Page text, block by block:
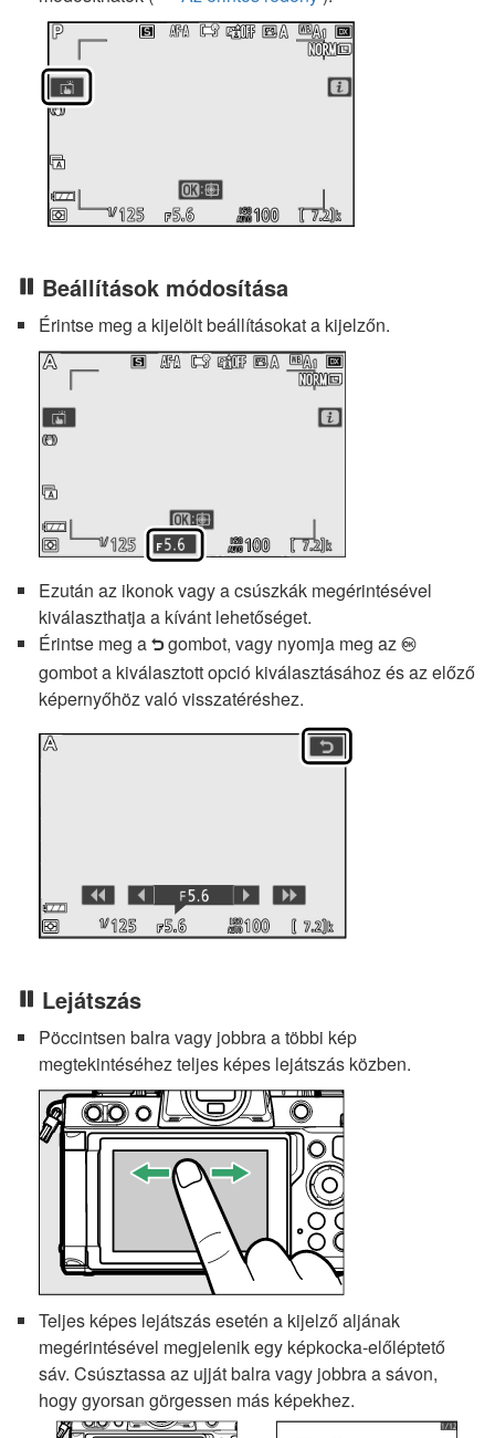
Beállítások módosítása
Érintse meg a kijelölt beállításokat a kijelzőn.
Ezután az ikonok vagy a csúszkák megérintésével
kiválaszthatja a kívánt lehetőséget.
Érintse meg a Z gombot, vagy nyomja meg az J
gombot a kiválasztott opció kiválasztásához és az előző
képernyőhöz való visszatéréshez.
Lejátszás
Pöccintsen balra vagy jobbra a többi kép
megtekintéséhez teljes képes lejátszás közben.
Teljes képes lejátszás esetén a kijelző aljának
megérintésével megjelenik egy képkocka-előléptető
sáv. Csúsztassa az ujját balra vagy jobbra a sávon,
hogy gyorsan görgessen más képekhez.